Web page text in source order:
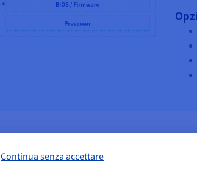
Continua senza accettare